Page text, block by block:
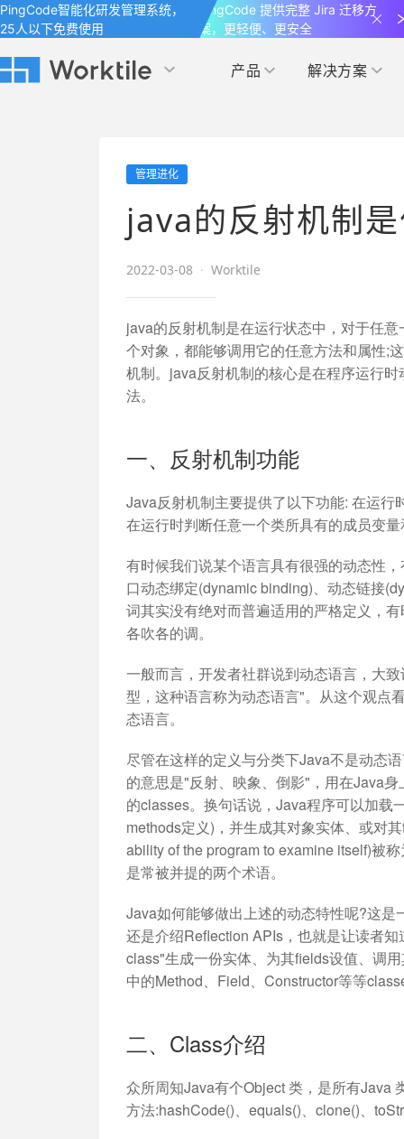
PingCode智能化研发管理系统，
25人以下免费使用
PingCode 提供完整 Jira 迁移方
案，更轻便、更安全
产品
以项目化的方式管理企业任务 国内率先覆盖 OKR
专注于工作场景的即时通讯工具
Worktile 旗下智能化研发管理工具 解决方案
IT研发与运维
Worktile 旗下智能化研发管理工具
全面了解 Worktile 的使用方法和技巧
地 OKR、敏捷研发等先进理念
发现最新的产品
解洞察
生态联盟计划
Worktile 旗下智能化研发管理工具
管理进化
java的反射机制
2022-03-08 · Worktile
java的反射机制是在运行状态中，对于任
个对象，都能够调用它的任意方法和属性;
机制。java反射机制的核心是在程序运行
法。
一、反射机制功能
Java反射机制主要提供了以下功能: 在运
在运行时判断任意一个类所具有的成员变
有时候我们说某个语言具有很强的动态性
口动态绑定(dynamic binding)、动态链接
词其实没有绝对而普遍适用的严格定义，
各吹各的调。
一般而言，开发者社群说到动态语言，大
型，这种语言称为动态语言"。从这个观点
态语言。
尽管在这样的定义与分类下Java不是动态
的意思是"反射、映象、倒影"，用在Java
的classes。换句话说，Java程序可以加载
methods定义)，并生成其对象实体、或对
ability of the program to examine itself)被
是常被并提的两个术语。
Java如何能够做出上述的动态特性呢?这
还是介绍Reflection APIs，也就是让读者
class"生成一份实体、为其fields设值、调
中的Method、Field、Constructor等等
二、Class介绍
众所周知Java有个Object 类，是所有Java
方法:hashCode()、equals()、clone()、